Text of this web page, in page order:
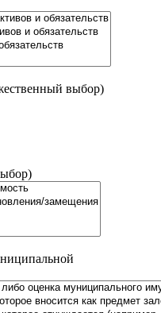
выбор)